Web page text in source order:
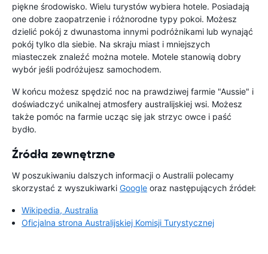
piękne środowisko. Wielu turystów wybiera hotele. Posiadają
one dobre zaopatrzenie i różnorodne typy pokoi. Możesz
dzielić pokój z dwunastoma innymi podróżnikami lub wynająć
pokój tylko dla siebie. Na skraju miast i mniejszych
miasteczek znaleźć można motele. Motele stanowią dobry
wybór jeśli podróżujesz samochodem.
W końcu możesz spędzić noc na prawdziwej farmie "Aussie" i
doświadczyć unikalnej atmosfery australijskiej wsi. Możesz
także pomóc na farmie ucząc się jak strzyc owce i paść
bydło.
Źródła zewnętrzne
W poszukiwaniu dalszych informacji o Australii polecamy
skorzystać z wyszukiwarki Google oraz następujących źródeł:
Wikipedia, Australia
Oficjalna strona Australijskiej Komisji Turystycznej